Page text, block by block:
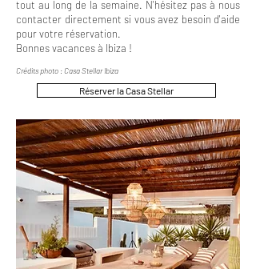
tout au long de la semaine. N'hésitez pas à nous
contacter directement si vous avez besoin d'aide
pour votre réservation.
Bonnes vacances à Ibiza !
Crédits photo : Casa Stellar Ibiza
Réserver la Casa Stellar